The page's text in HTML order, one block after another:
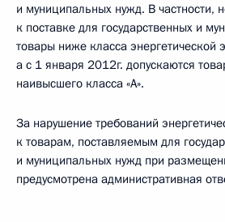
и муниципальных нужд. В частности,
к поставке для государственных и
товары ниже класса энергетической
а с 1 января 2012г. допускаются
наивысшего класса «А».
За нарушение требований
к товарам, поставляемым для
и муниципальных нужд при
предусмотрена административная